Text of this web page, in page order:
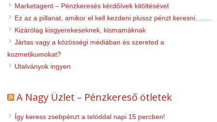
Marketagent – Pénzkeresés kérdőívek kitöltésével
Ez az a pillanat, amikor el kell kezdeni plussz pénzt keresni…….
Kizárólag kisgyerekeseknek, kismamáknak
Jártas vagy a közösségi médiában és szereted a
kozmetikumokat?
Utalványok ingyen
A Nagy Üzlet – Pénzkereső ötletek
Így keress zsebpénzt a telóddal napi 15 percben!